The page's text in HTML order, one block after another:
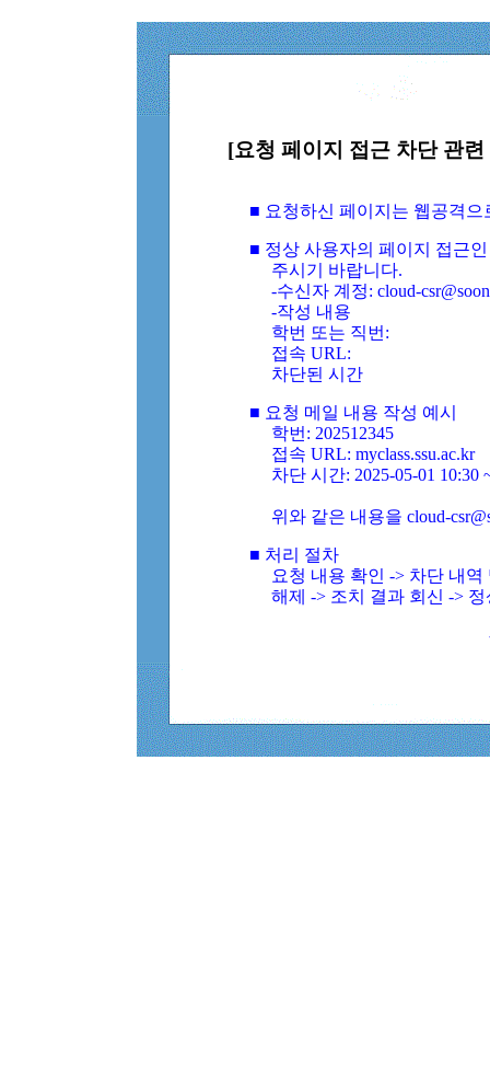
[요청 페이지 접근 차단 관
■ 요청하신 페이지는 웹공격
■ 정상 사용자의 페이지 접근
주시기 바랍니다.
-수신자 계정: cloud-
-작성 내용
학번 또는 직번:
접속 URL:
차단된 시간
■ 요청 메일 내용 작성 예시
학번: 202512345
접속 URL: myclass.ssu.ac.kr
차단 시간: 2025-05-01 10:30
위와 같은 내용을 cloud-
■ 처리 절차
요청 내용 확인 -> 차단 내
해제 -> 조치 결과 회신 ->